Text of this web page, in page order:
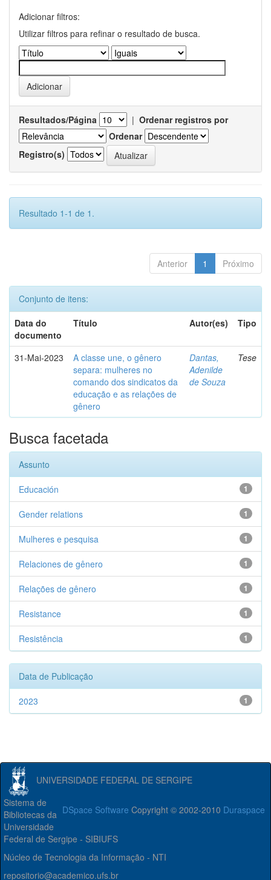
Adicionar filtros:
Utilizar filtros para refinar o resultado de busca.
Resultados/Página | Ordenar registros por
Ordenar
Registro(s)
Resultado 1-1 de 1.
Anterior 1 Próximo
Conjunto de itens:
Data do
documento
Título Autor(es) Tipo
31-Mai-2023
A classe une, o gênero
separa: mulheres no
comando dos sindicatos da
educação e as relações de
gênero
Dantas,
Adenilde
de Souza
Tese
Busca facetada
Assunto
1
Educación
1
Gender relations
1
Mulheres e pesquisa
1
Relaciones de gênero
1
Relações de gênero
1
Resistance
1
Resistência
Data de Publicação
1
2023
UNIVERSIDADE FEDERAL DE SERGIPE
DSpace Software Copyright © 2002-2010 Duraspace
Sistema de
Bibliotecas da
Universidade
Federal de Sergipe - SIBIUFS
Núcleo de Tecnologia da Informação - NTI
repositorio@academico.ufs.br